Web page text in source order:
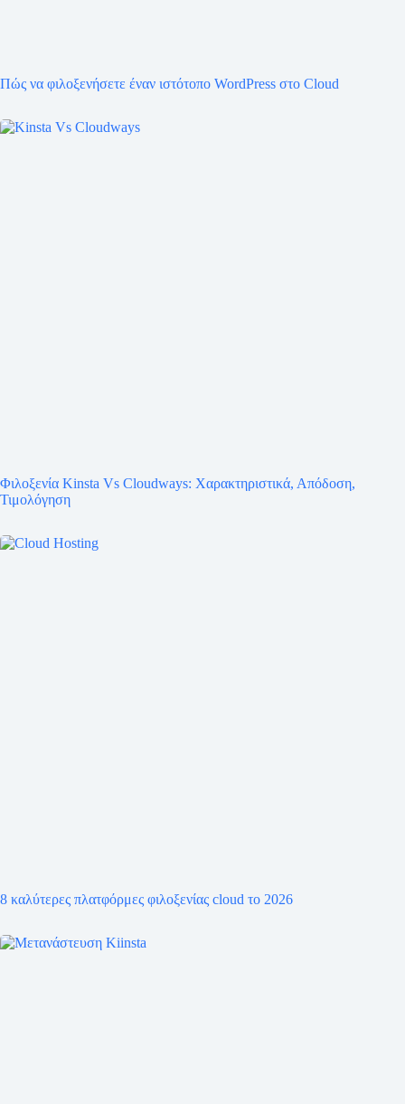
Πώς να φιλοξενήσετε έναν ιστότοπο WordPress στο Cloud
Φιλοξενία Kinsta Vs Cloudways: Χαρακτηριστικά, Απόδοση,
Τιμολόγηση
8 καλύτερες πλατφόρμες φιλοξενίας cloud το 2026